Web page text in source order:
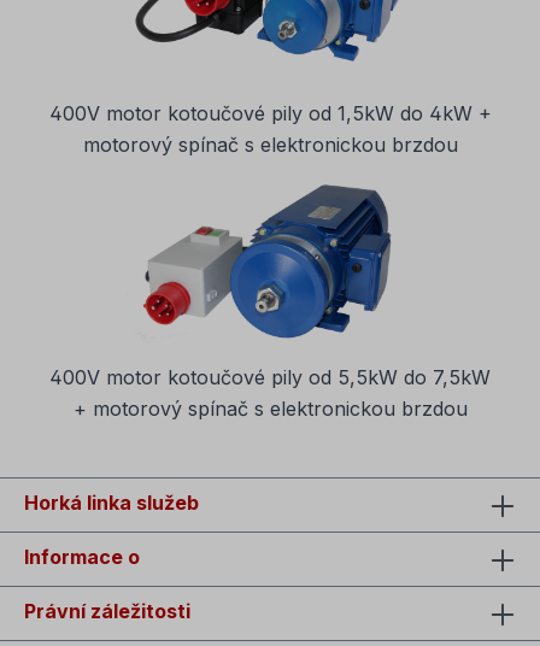
400V motor kotoučové pily od 1,5kW do 4kW +
motorový spínač s elektronickou brzdou
400V motor kotoučové pily od 5,5kW do 7,5kW
+ motorový spínač s elektronickou brzdou
Horká linka služeb
Informace o
Právní záležitosti